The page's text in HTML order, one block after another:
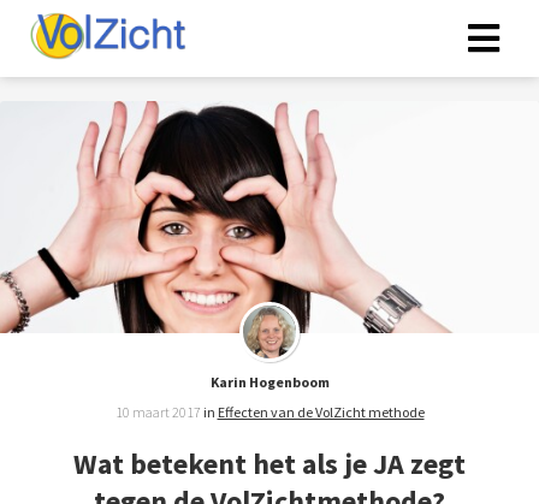
Karin Hogenboom
10 maart 2017 in Effecten van de VolZicht methode
Wat betekent het als je JA zegt